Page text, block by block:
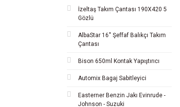
İzeltaş Takım Çantası 190X420 5
Gözlü
AlbaStar 16'' Şeffaf Balıkçı Takım
Çantası
Bison 650ml Kontak Yapıştırıcı
Automix Bagaj Sabitleyici
Easterner Benzin Jakı Evinrude -
Johnson - Suzuki